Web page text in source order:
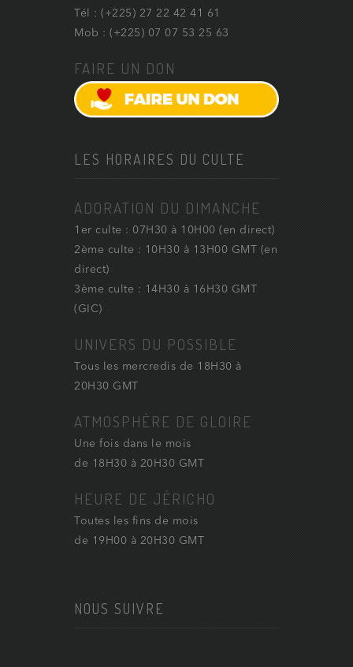
Tél : (+225) 27 22 42 41 61
Mob : (+225) 07 07 53 25 63
FAIRE UN DON
LES HORAIRES DU CULTE
ADORATION DU DIMANCHE
1er culte : 07H30 à 10H00 (en direct)
2ème culte : 10H30 à 13H00 GMT (en
direct)
3ème culte : 14H30 à 16H30 GMT
(GIC)
UNIVERS DU POSSIBLE
Tous les mercredis de 18H30 à
20H30 GMT
ATMOSPHÈRE DE GLOIRE
Une fois dans le mois
de 18H30 à 20H30 GMT
HEURE DE JÉRICHO
Toutes les fins de mois
de 19H00 à 20H30 GMT
NOUS SUIVRE